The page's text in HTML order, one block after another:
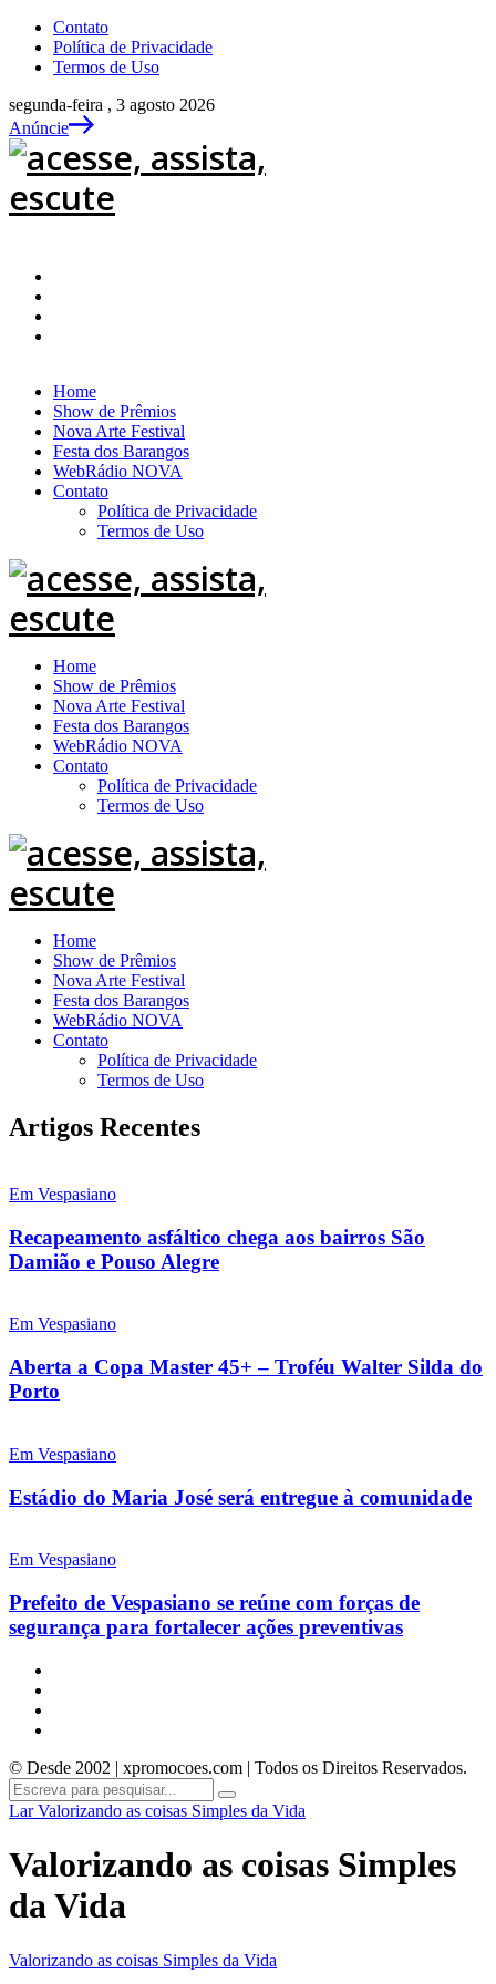
Contato
Política de Privacidade
Termos de Uso
segunda-feira , 3 agosto 2026
Anúncie
Home
Show de Prêmios
Nova Arte Festival
Festa dos Barangos
WebRádio NOVA
Contato
Política de Privacidade
Termos de Uso
Home
Show de Prêmios
Nova Arte Festival
Festa dos Barangos
WebRádio NOVA
Contato
Política de Privacidade
Termos de Uso
Home
Show de Prêmios
Nova Arte Festival
Festa dos Barangos
WebRádio NOVA
Contato
Política de Privacidade
Termos de Uso
Artigos Recentes
Em Vespasiano
Recapeamento asfáltico chega aos bairros São
Damião e Pouso Alegre
Em Vespasiano
Aberta a Copa Master 45+ – Troféu Walter Silda do
Porto
Em Vespasiano
Estádio do Maria José será entregue à comunidade
Em Vespasiano
Prefeito de Vespasiano se reúne com forças de
segurança para fortalecer ações preventivas
© Desde 2002 | xpromocoes.com | Todos os Direitos Reservados.
LarValorizando as coisas Simples da Vida
Valorizando as coisas Simples
da Vida
Valorizando as coisas Simples da Vida